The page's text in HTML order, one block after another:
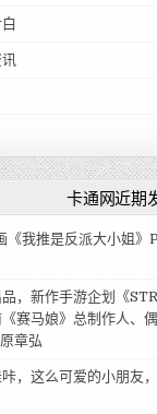
卡通网近期
《我推是反派大小姐》
品，新作手游企划《
赛马娘》总制作人、
章弘
，这么可爱的小朋友